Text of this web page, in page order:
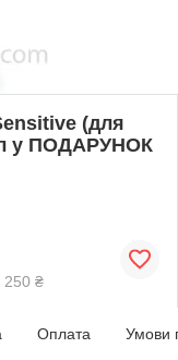
(для
у ПОДАРУНОК
250 ₴
Оплата Умови